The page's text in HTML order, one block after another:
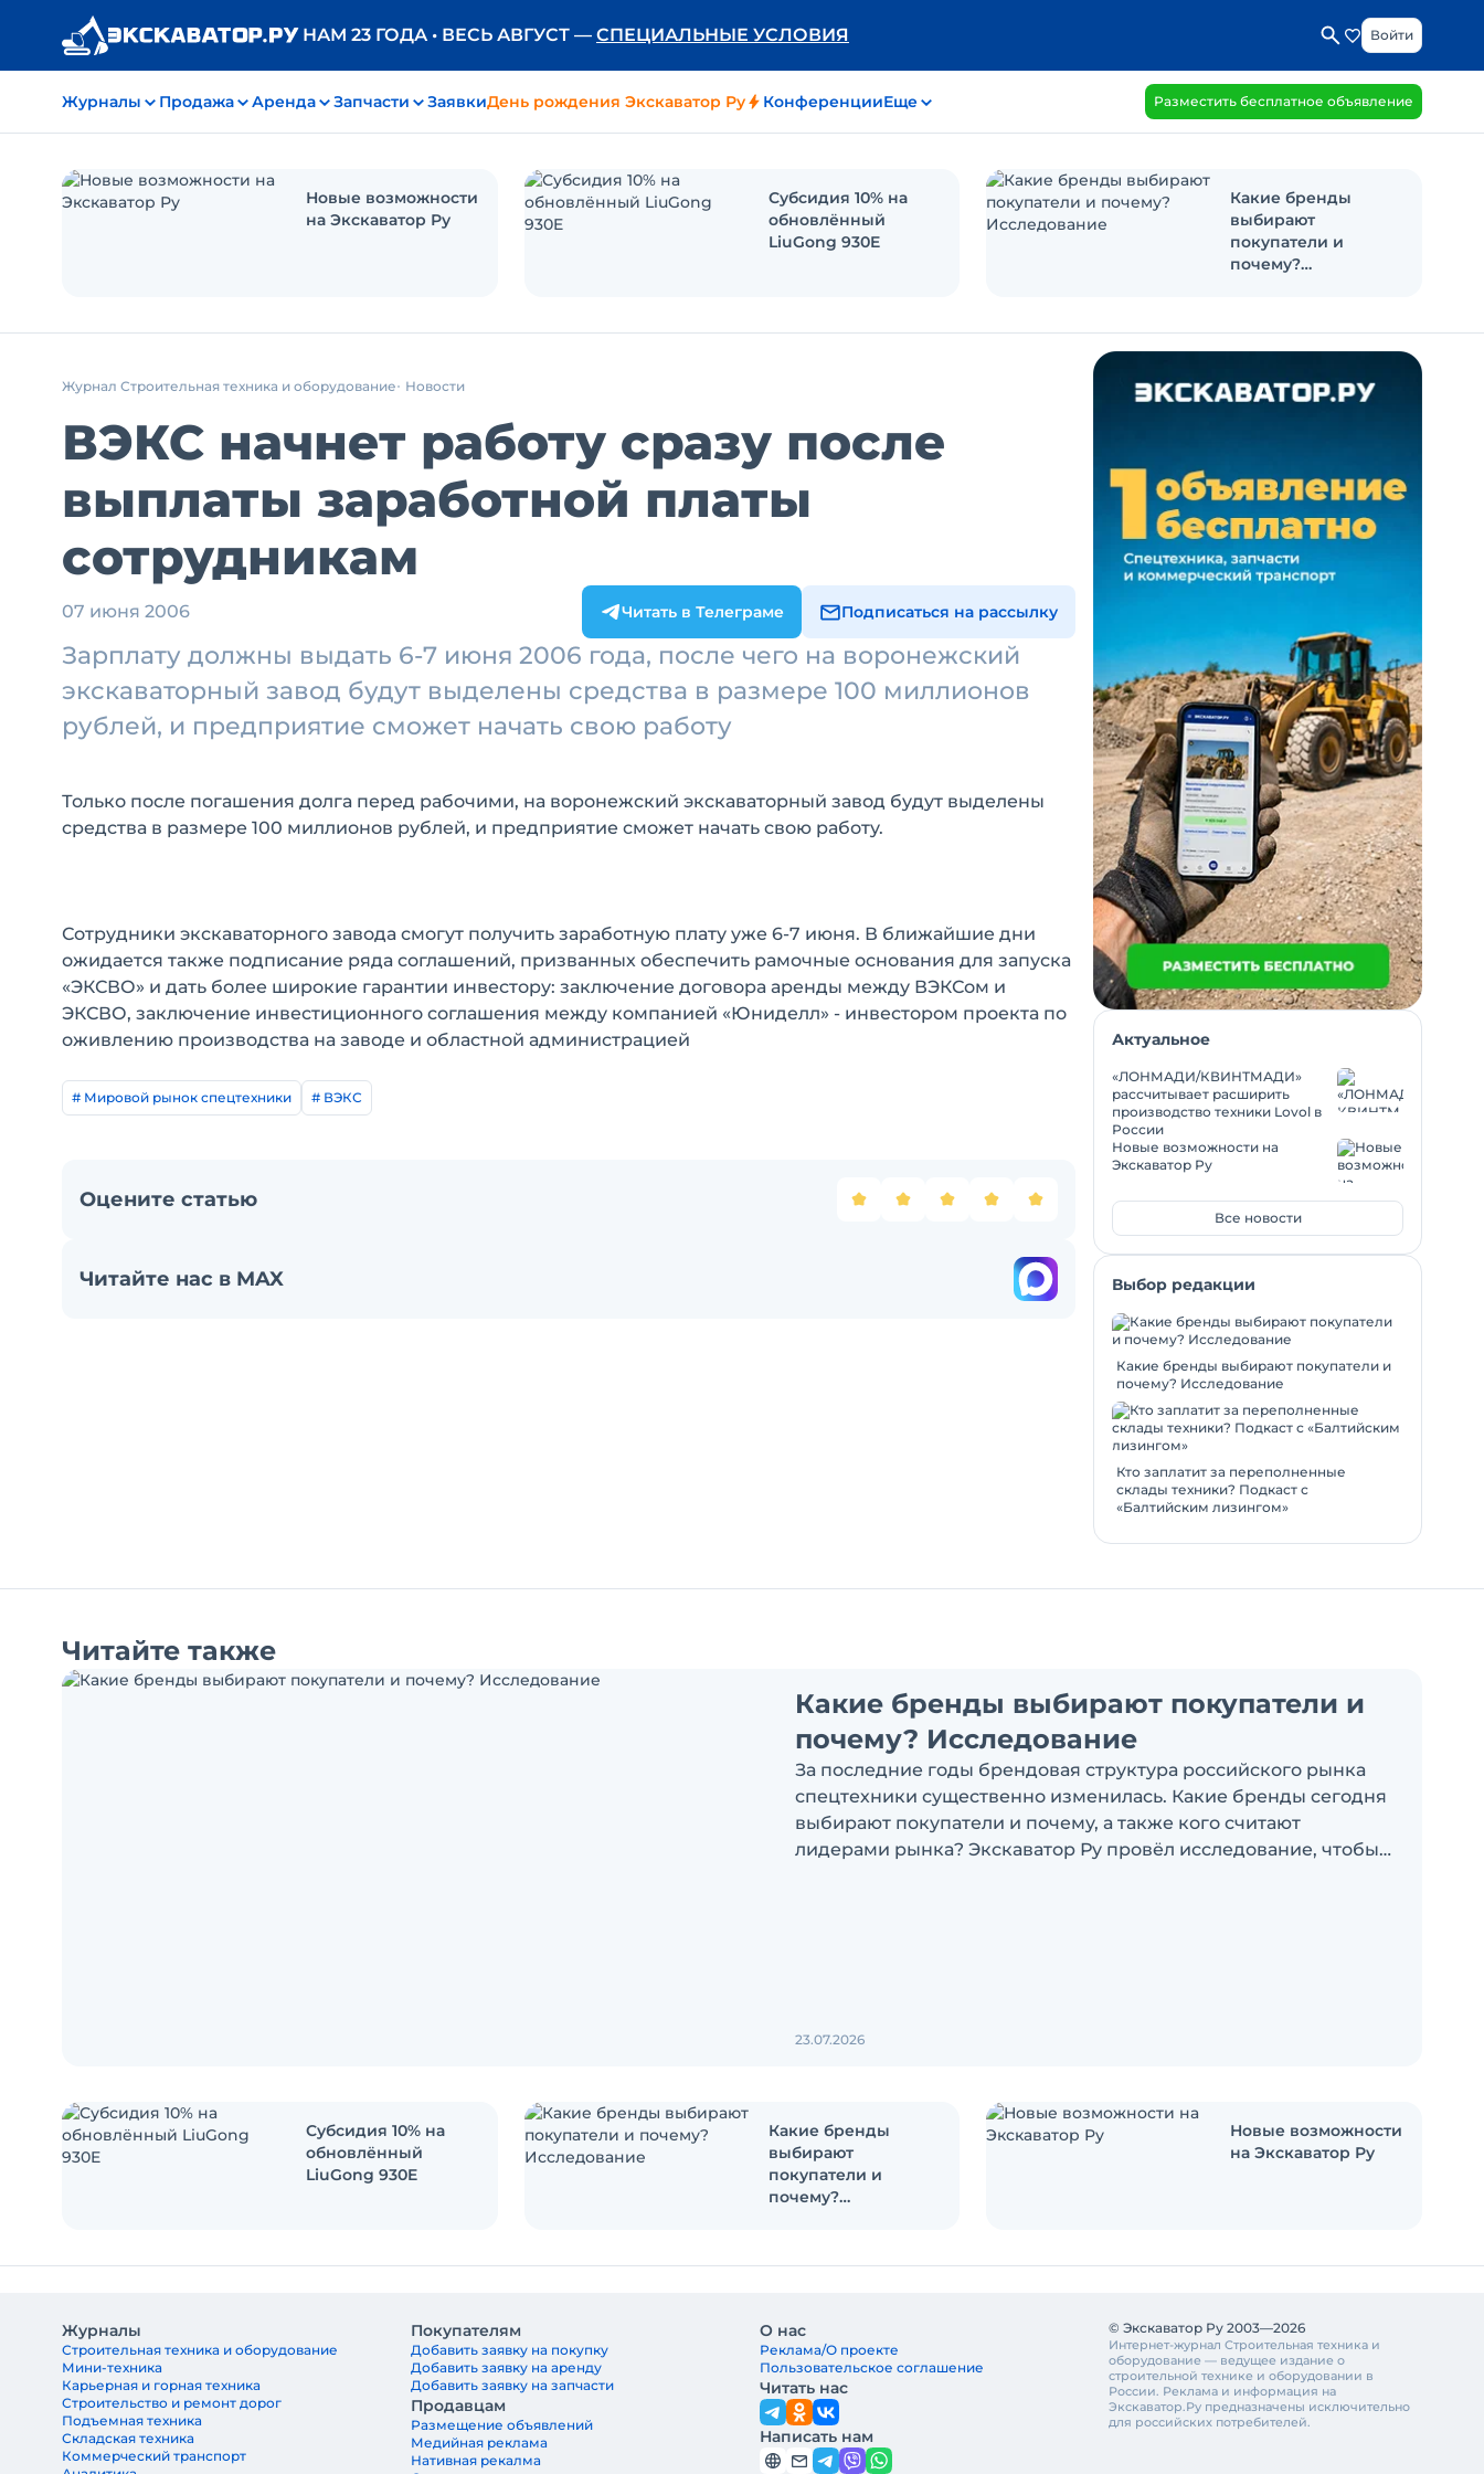
НАМ 23 ГОДА • ВЕСЬ АВГУСТ — СПЕЦИАЛЬНЫЕ УСЛОВИЯ Войти
Журналы Продажа Аренда Запчасти ЗаявкиДень рождения Экскаватор Ру КонференцииЕще Разместить бесплатное объявление
Новые возможности
на Экскаватор Ру
Субсидия 10% на
обновлённый
LiuGong 930E
Какие бренды
выбирают
покупатели и
почему?
Журнал Строительная техника и оборудование Новости
ВЭКС начнет работу сразу после
выплаты заработной платы
сотрудникам
07 июня 2006 Читать в Телеграме Подписаться на рассылку
Зарплату должны выдать 6-7 июня 2006 года, после чего на воронежский
экскаваторный завод будут выделены средства в размере 100 миллионов
рублей, и предприятие сможет начать свою работу
Только после погашения долга перед рабочими, на воронежский экскаваторный завод будут выделены
средства в размере 100 миллионов рублей, и предприятие сможет начать свою работу.
Сотрудники экскаваторного завода смогут получить заработную плату уже 6-7 июня. В ближайшие дни
ожидается также подписание ряда соглашений, призванных обеспечить рамочные основания для запуска
«ЭКСВО» и дать более широкие гарантии инвестору: заключение договора аренды между ВЭКСом и
ЭКСВО, заключение инвестиционного соглашения между компанией «Юниделл» - инвестором проекта по
оживлению производства на заводе и областной администрацией
# Мировой рынок спецтехники # ВЭКС
Оцените статью
Читайте нас в MAX
Актуальное
«ЛОНМАДИ/КВИНТМАДИ»
рассчитывает расширить
производство техники Lovol в
России
Новые возможности на
Экскаватор Ру
Все новости
Выбор редакции
Какие бренды выбирают покупатели и
почему? Исследование
Кто заплатит за переполненные
склады техники? Подкаст с
«Балтийским лизингом»
Читайте также
Какие бренды выбирают покупатели и
почему? Исследование
За последние годы брендовая структура российского рынка
спецтехники существенно изменилась. Какие бренды сегодня
выбирают покупатели и почему, а также кого считают
лидерами рынка? Экскаватор Ру провёл исследование, чтобы
23.07.2026
Субсидия 10% на
обновлённый
LiuGong 930E
Какие бренды
выбирают
покупатели и
почему?
Новые возможности
на Экскаватор Ру
Журналы
Строительная техника и оборудование
Мини-техника
Карьерная и горная техника
Строительство и ремонт дорог
Подъемная техника
Складская техника
Коммерческий транспорт
Покупателям
Добавить заявку на покупку
Добавить заявку на аренду
Добавить заявку на запчасти
Продавцам
Размещение объявлений
Медийная реклама
Нативная рекалма
О нас
Реклама/О проекте
Пользовательское соглашение
Читать нас
Написать нам
© Экскаватор Ру 2003—2026
Интернет-журнал Строительная техника и
оборудование — ведущее издание о
строительной технике и оборудовании в
России. Реклама и информация на
Экскаватор.Ру предназначены исключительно
для российских потребителей.